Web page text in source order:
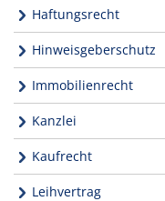
Haftungsrecht
Hinweisgeberschutz
Immobilienrecht
Kanzlei
Kaufrecht
Leihvertrag